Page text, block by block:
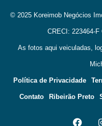
© 2025 Koreimob Negócios
CRECI: 223464-F
As fotos aqui veiculadas,
Política de Privacidade
Contato Ribeirão Preto